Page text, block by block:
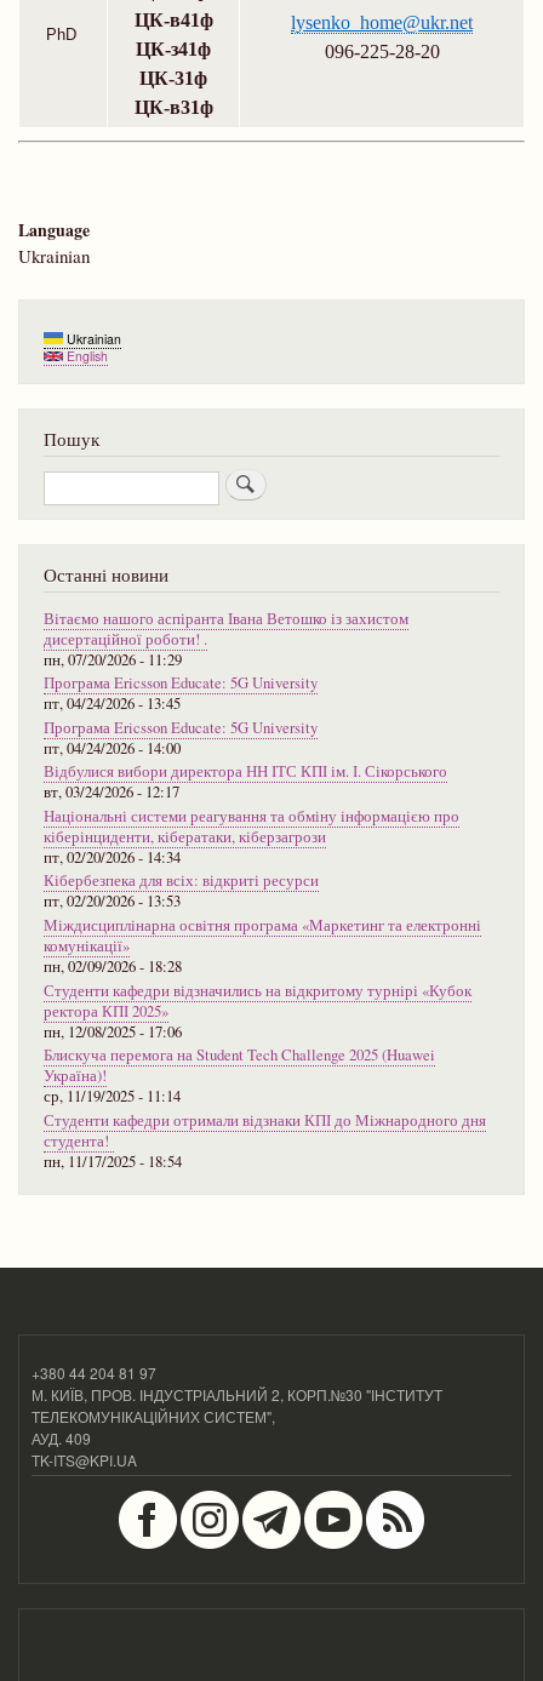
PhD
ЦК-в41ф
ЦК-з41ф
ЦК-31ф
ЦК-в31ф
lysenko_home@ukr.net
096-225-28-20
Language
Ukrainian
Ukrainian
English
Пошук
Пошук
Останні новини
Вітаємо нашого аспіранта Івана Ветошко із захистом
дисертаційної роботи! .
пн, 07/20/2026 - 11:29
Програма Ericsson Educate: 5G University
пт, 04/24/2026 - 13:45
Програма Ericsson Educate: 5G University
пт, 04/24/2026 - 14:00
Відбулися вибори директора НН ІТС КПІ ім. І. Сікорського
вт, 03/24/2026 - 12:17
Національні системи реагування та обміну інформацією про
кіберінциденти, кібератаки, кіберзагрози
пт, 02/20/2026 - 14:34
Кібербезпека для всіх: відкриті ресурси
пт, 02/20/2026 - 13:53
Міждисциплінарна освітня програма «Маркетинг та електронні
комунікації»
пн, 02/09/2026 - 18:28
Студенти кафедри відзначились на відкритому турнірі «Кубок
ректора КПІ 2025»
пн, 12/08/2025 - 17:06
Блискуча перемога на Student Tech Challenge 2025 (Huawei
Україна)!
ср, 11/19/2025 - 11:14
Студенти кафедри отримали відзнаки КПІ до Міжнародного дня
студента!
пн, 11/17/2025 - 18:54
+380 44 204 81 97
М. КИЇВ, ПРОВ. ІНДУСТРІАЛЬНИЙ 2, КОРП.№30 "ІНСТИТУТ
ТЕЛЕКОМУНІКАЦІЙНИХ СИСТЕМ",
АУД. 409
TK-ITS@KPI.UA